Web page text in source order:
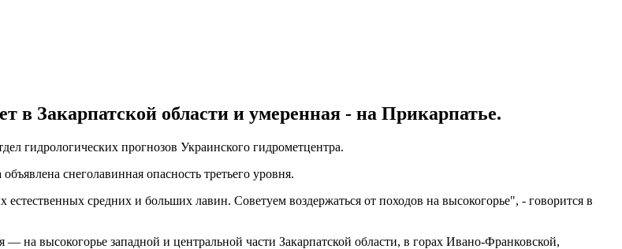
в Закарпатской области и умеренная - на Прикарпатье.
гидрологических прогнозов Украинского гидрометцентра.
снеголавинная опасность третьего уровня.
средних и больших лавин. Советуем воздержаться от походов на высокогорье", - говорится в
на высокогорье западной и центральной части Закарпатской области, в горах Ивано-Франковской,